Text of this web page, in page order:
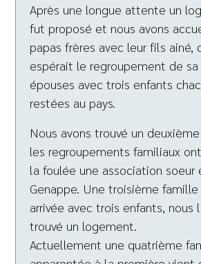
Après une longue attente un
fut proposé et nous avons
papas frères avec leur fils ainé,
espérait le regroupement de
épouses avec trois enfants
restées au pays.
Nous avons trouvé un
les regroupements familiaux
la foulée une association soeur
Genappe. Une troisième
arrivée avec trois enfants, nous
trouvé un logement.
Actuellement une quatrième